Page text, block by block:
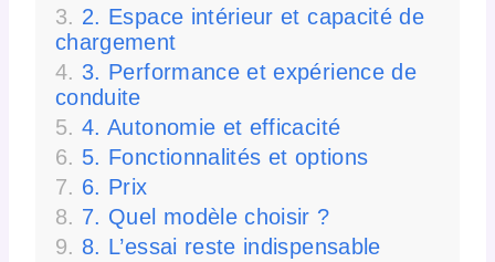
2. Espace intérieur et capacité de
chargement
3. Performance et expérience de
conduite
4. Autonomie et efficacité
5. Fonctionnalités et options
6. Prix
7. Quel modèle choisir ?
8. L’essai reste indispensable